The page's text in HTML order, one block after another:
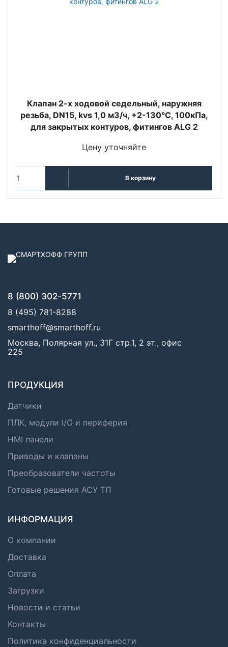
Клапан 2-х ходовой седельный, наружняя
резьба, DN15, kvs 1,0 м3/ч, +2-130°C, 100кПа,
для закрытых контуров, фитингов ALG 2
Цену уточняйте
В корзину
8 (800) 302-5771
8 (495) 781-8288
smarthoff@smarthoff.ru
Москва, Полярная ул., 31Г стр.1, 2 эт., офис
225
ПРОДУКЦИЯ
Датчики
ПЛК, модули I/O и периферия
HMI панели
Приводы и клапаны
Преобразователи частоты
Готовые решения АСУ ТП
ИНФОРМАЦИЯ
О компании
Доставка
Оплата
Загрузки
Новости и статьи
Контакты
Политика конфиденциальности